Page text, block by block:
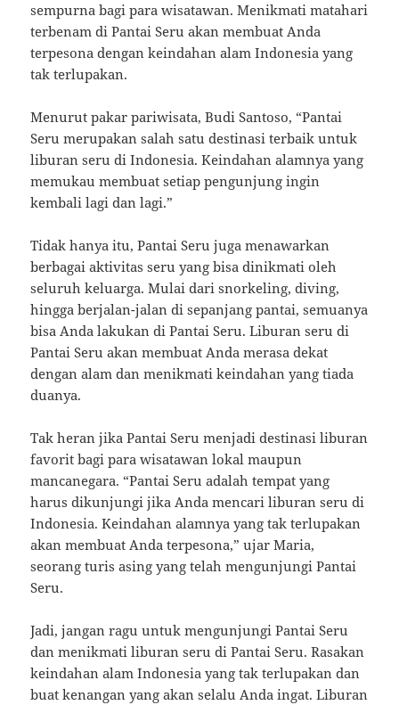
sempurna bagi para wisatawan. Menikmati matahari
terbenam di Pantai Seru akan membuat Anda
terpesona dengan keindahan alam Indonesia yang
tak terlupakan.
Menurut pakar pariwisata, Budi Santoso, “Pantai
Seru merupakan salah satu destinasi terbaik untuk
liburan seru di Indonesia. Keindahan alamnya yang
memukau membuat setiap pengunjung ingin
kembali lagi dan lagi.”
Tidak hanya itu, Pantai Seru juga menawarkan
berbagai aktivitas seru yang bisa dinikmati oleh
seluruh keluarga. Mulai dari snorkeling, diving,
hingga berjalan-jalan di sepanjang pantai, semuanya
bisa Anda lakukan di Pantai Seru. Liburan seru di
Pantai Seru akan membuat Anda merasa dekat
dengan alam dan menikmati keindahan yang tiada
duanya.
Tak heran jika Pantai Seru menjadi destinasi liburan
favorit bagi para wisatawan lokal maupun
mancanegara. “Pantai Seru adalah tempat yang
harus dikunjungi jika Anda mencari liburan seru di
Indonesia. Keindahan alamnya yang tak terlupakan
akan membuat Anda terpesona,” ujar Maria,
seorang turis asing yang telah mengunjungi Pantai
Seru.
Jadi, jangan ragu untuk mengunjungi Pantai Seru
dan menikmati liburan seru di Pantai Seru. Rasakan
keindahan alam Indonesia yang tak terlupakan dan
buat kenangan yang akan selalu Anda ingat. Liburan